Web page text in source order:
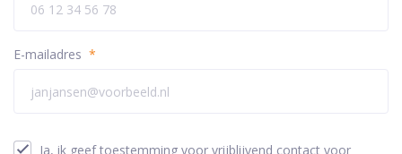
E-mailadres *
Ja, ik geef toestemming voor vrijblijvend contact voor